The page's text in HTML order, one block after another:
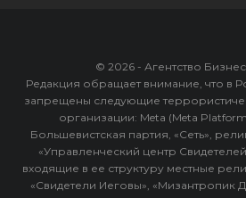
© 2026 - Агентство
Редакция обращает внимание, что в
запрещены следующие
организации: Meta (Meta
Большевистская партия, «Сеть»,
«Управленческий центр
входящие в ее структуру местные
«Свидетели Иеговы», «Мизантропик